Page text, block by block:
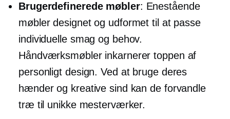
Brugerdefinerede møbler: Enestående
møbler designet og udformet til at passe
individuelle smag og behov.
Håndværksmøbler inkarnerer toppen af ​​
personligt design. Ved at bruge deres
hænder og kreative sind kan de forvandle
træ til unikke mesterværker.